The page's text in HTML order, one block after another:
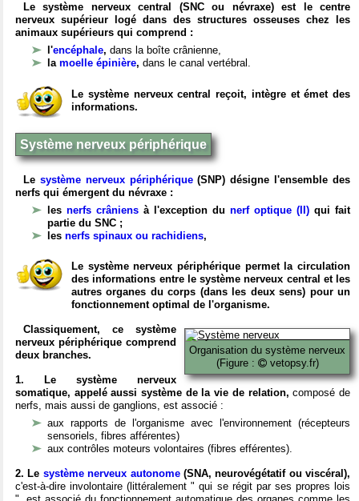
Le système nerveux central (SNC ou névraxe) est le centre
nerveux supérieur logé dans des structures osseuses chez les
animaux supérieurs qui comprend :
l'encéphale, dans la boîte crânienne,
la moelle épinière, dans le canal vertébral.
Le système nerveux central reçoit, intègre et émet des
informations.
Système nerveux périphérique
Le système nerveux périphérique(SNP) désigne l'ensemble des
nerfs qui émergent du névraxe :
les nerfs crâniens à l'exception du nerf optique (II) qui fait
partie du SNC ;
les nerfs spinaux ou rachidiens,
Le système nerveux périphérique permet la circulation
des informations entre le système nerveux central et les
autres organes du corps (dans les deux sens) pour un
fonctionnement optimal de l'organisme.
Organisation du système nerveux
(Figure :
vetopsy.fr)
Classiquement, ce système
nerveux périphérique comprend
deux branches.
1. Le système nerveux
somatique, appelé aussi système de la vie de relation, composé de
nerfs, mais aussi de ganglions, est associé :
aux rapports de l'organisme avec l'environnement (récepteurs
sensoriels, fibres afférentes)
aux contrôles moteurs volontaires (fibres efférentes).
2. Le système nerveux autonome(SNA, neurovégétatif ou viscéral),
c'est-à-dire involontaire (littéralement " qui se régit par ses propres lois